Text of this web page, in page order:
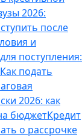
2026:
после
и
поступления:
Как подать
2026: как
бюджетКредит
о рассрочке